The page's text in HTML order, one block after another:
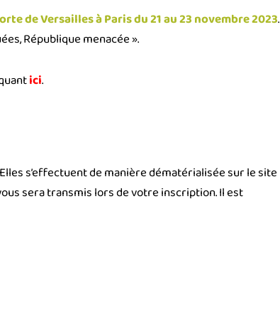
de Versailles à Paris du 21 au 23 novembre 2023.
République menacée ».
ici.
Elles s’effectuent de manière dématérialisée sur le site
sera transmis lors de votre inscription. Il est